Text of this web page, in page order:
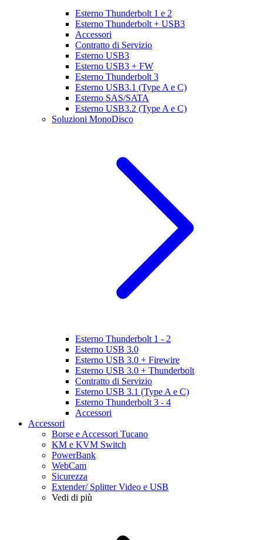
Esterno Thunderbolt 1 e 2
Esterno Thunderbolt + USB3
Accessori
Contratto di Servizio
Esterno USB3
Esterno USB3 + FW
Esterno Thunderbolt 3
Esterno USB3.1 (Type A e C)
Esterno SAS/SATA
Esterno USB3.2 (Type A e C)
Soluzioni MonoDisco
Esterno Thunderbolt 1 - 2
Esterno USB 3.0
Esterno USB 3.0 + Firewire
Esterno USB 3.0 + Thunderbolt
Contratto di Servizio
Esterno USB 3.1 (Type A e C)
Esterno Thunderbolt 3 - 4
Accessori
Accessori
Borse e Accessori Tucano
KM e KVM Switch
PowerBank
WebCam
Sicurezza
Extender/ Splitter Video e USB
Vedi di più